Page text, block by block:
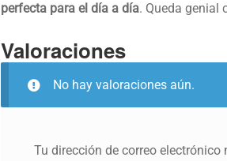
perfecta para el día a día. Queda genial
Valoraciones
No hay valoraciones aún.
Tu dirección de correo electrónico